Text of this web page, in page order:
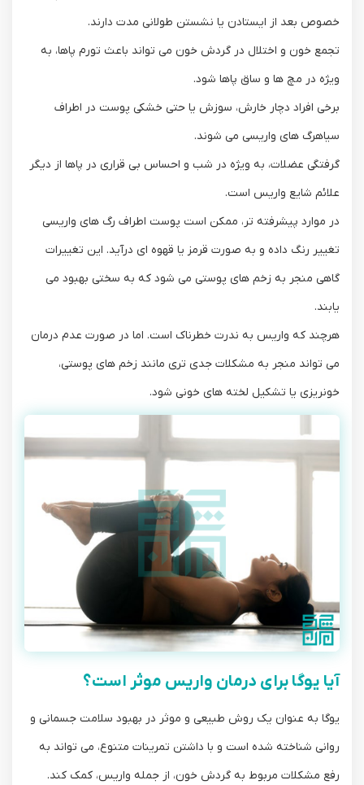
خصوص بعد از ایستادن یا نشستن طولانی ‌مدت دارند.
تجمع خون و اختلال در گردش خون می ‌تواند باعث تورم پاها، به‌
ویژه در مچ‌ ها و ساق پاها شود.
برخی افراد دچار خارش، سوزش یا حتی خشکی پوست در اطراف
سیاهرگ‌ های واریسی می‌ شوند.
گرفتگی عضلات، به‌ ویژه در شب و احساس بی ‌قراری در پاها از دیگر
علائم شایع واریس است.
در موارد پیشرفته ‌تر، ممکن است پوست اطراف رگ‌ های واریسی
تغییر رنگ داده و به ‌صورت قرمز یا قهوه ‌ای درآید. این تغییرات
گاهی منجر به زخم ‌های پوستی می‌ شود که به سختی بهبود می‌
یابند.
هرچند که واریس به ‌ندرت خطرناک است. اما در صورت عدم درمان
می ‌تواند منجر به مشکلات جدی ‌تری مانند زخم‌ های پوستی،
خونریزی یا تشکیل لخته‌ های خونی شود.
آیا یوگا برای درمان واریس موثر است؟
یوگا به‌ عنوان یک روش طبیعی و موثر در بهبود سلامت جسمانی و
روانی شناخته شده است و با داشتن تمرینات متنوع، می ‌تواند به
رفع مشکلات مربوط به گردش خون، از جمله واریس، کمک کند.